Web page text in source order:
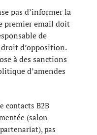
pas d’informer la
premier email doit
de
d’opposition.
à des sanctions
d’amendes
contacts B2B
(salon
pas